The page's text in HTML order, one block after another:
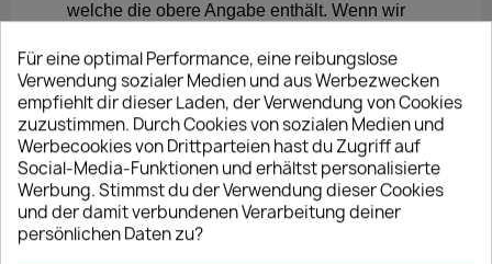
welche die obere Angabe enthält. Wenn wir
erhalten, wird die Bestellung in Schwarz
Glanz geliefert!
Für eine optimal Performance, eine reibungslose
Verwendung sozialer Medien und aus Werbezwecken
empfiehlt dir dieser Laden, der Verwendung von Cookies
zuzustimmen. Durch Cookies von sozialen Medien und
Werbecookies von Drittparteien hast du Zugriff auf
Social-Media-Funktionen und erhältst personalisierte
Werbung. Stimmst du der Verwendung dieser Cookies
und der damit verbundenen Verarbeitung deiner
persönlichen Daten zu?